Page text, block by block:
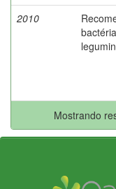
2010
Mostrando